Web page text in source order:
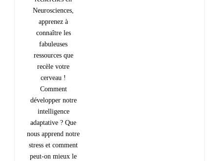
Neurosciences,
apprenez à
connaître les
fabuleuses
ressources que
recèle votre
cerveau !
Comment
développer notre
intelligence
adaptative ? Que
nous apprend notre
stress et comment
peut-on mieux le